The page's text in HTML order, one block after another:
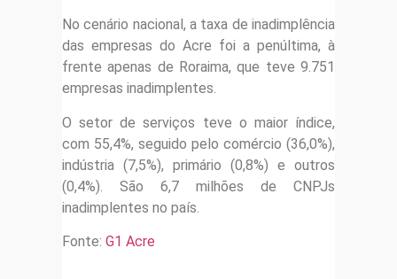
No cenário nacional, a taxa de inadimplência
das empresas do Acre foi a penúltima, à
frente apenas de Roraima, que teve 9.751
empresas inadimplentes.
O setor de serviços teve o maior índice,
com 55,4%, seguido pelo comércio (36,0%),
indústria (7,5%), primário (0,8%) e outros
(0,4%). São 6,7 milhões de CNPJs
inadimplentes no país.
Fonte: G1 Acre